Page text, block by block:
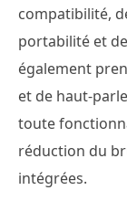
compatibilité,
portabilité et
également
et de haut-
toute
réduction du
intégrées.